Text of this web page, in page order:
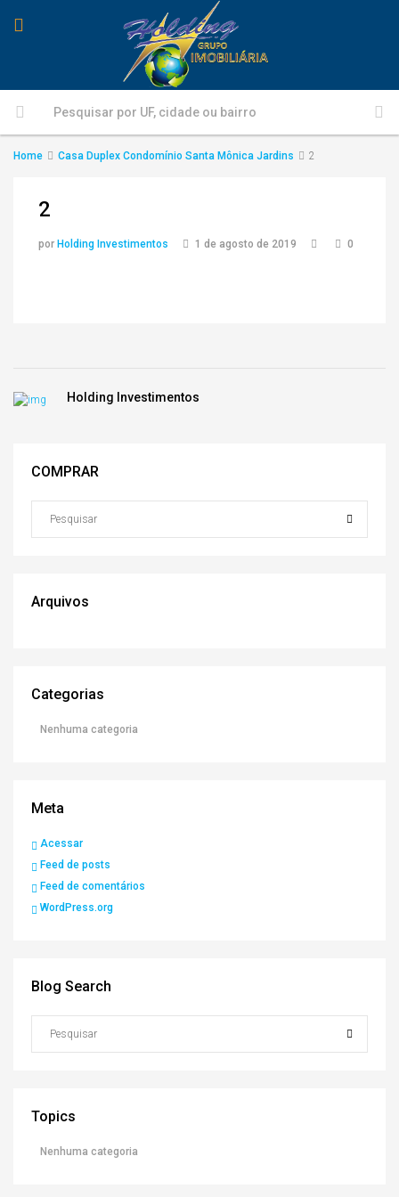
Home Casa Duplex Condomínio Santa Mônica Jardins 2
2
por Holding Investimentos 1 de agosto de 2019 0
Holding Investimentos
COMPRAR
Arquivos
Categorias
Nenhuma categoria
Meta
Acessar
Feed de posts
Feed de comentários
WordPress.org
Blog Search
Topics
Nenhuma categoria